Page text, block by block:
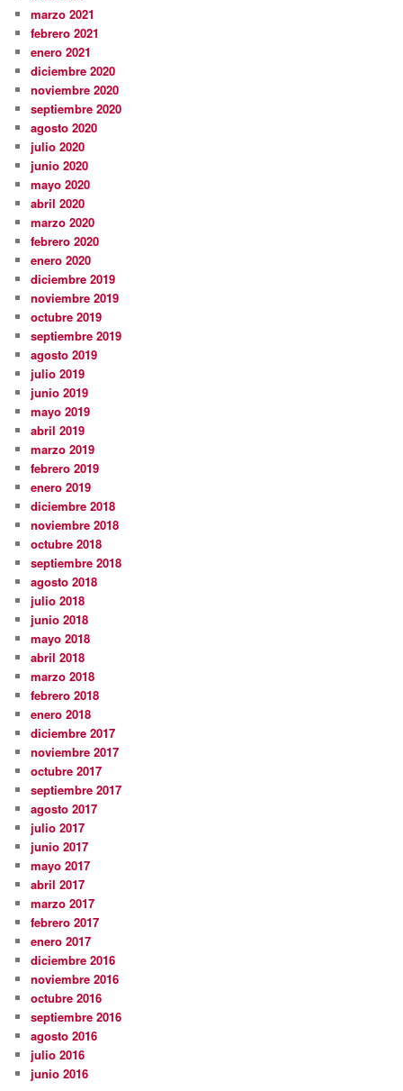
marzo 2021
febrero 2021
enero 2021
diciembre 2020
noviembre 2020
septiembre 2020
agosto 2020
julio 2020
junio 2020
mayo 2020
abril 2020
marzo 2020
febrero 2020
enero 2020
diciembre 2019
noviembre 2019
octubre 2019
septiembre 2019
agosto 2019
julio 2019
junio 2019
mayo 2019
abril 2019
marzo 2019
febrero 2019
enero 2019
diciembre 2018
noviembre 2018
octubre 2018
septiembre 2018
agosto 2018
julio 2018
junio 2018
mayo 2018
abril 2018
marzo 2018
febrero 2018
enero 2018
diciembre 2017
noviembre 2017
octubre 2017
septiembre 2017
agosto 2017
julio 2017
junio 2017
mayo 2017
abril 2017
marzo 2017
febrero 2017
enero 2017
diciembre 2016
noviembre 2016
octubre 2016
septiembre 2016
agosto 2016
julio 2016
junio 2016